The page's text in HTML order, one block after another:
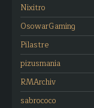
Nixitro
OsowarGaming
Pilastre
pizusmania
RMArchiv
sabrococo